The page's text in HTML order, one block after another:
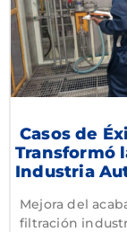
Casos de
Transformó
Industria
Mejora del
filtración